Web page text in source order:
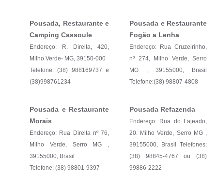
Pousada, Restaurante e
Camping Cassoule
Endereço: R. Direita, 420,
Milho Verde- MG, 39150-000
Telefone: (38) 988169737 e
(38)998761234
Pousada e Restaurante
Fogão a Lenha
Endereço: Rua Cruzeirinho,
nº 274, Milho Verde, Serro
MG , 39155000, Brasil
Telefone:(38) 98807-4808
Pousada e Restaurante
Morais
Endereço: Rua Direita nº 76,
Milho Verde, Serro MG ,
39155000, Brasil
Telefone: (38) 98801-9397
Pousada Refazenda
Endereço: Rua do Lajeado,
20. Milho Verde, Serro MG ,
39155000, Brasil Telefones:
(38) 98845-4767 ou (38)
99886-2222